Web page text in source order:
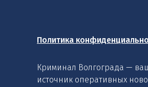
Политика
Криминал Волгограда —
источник оперативных